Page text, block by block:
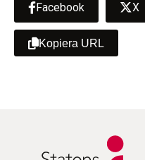
Facebook X
Kopiera URL